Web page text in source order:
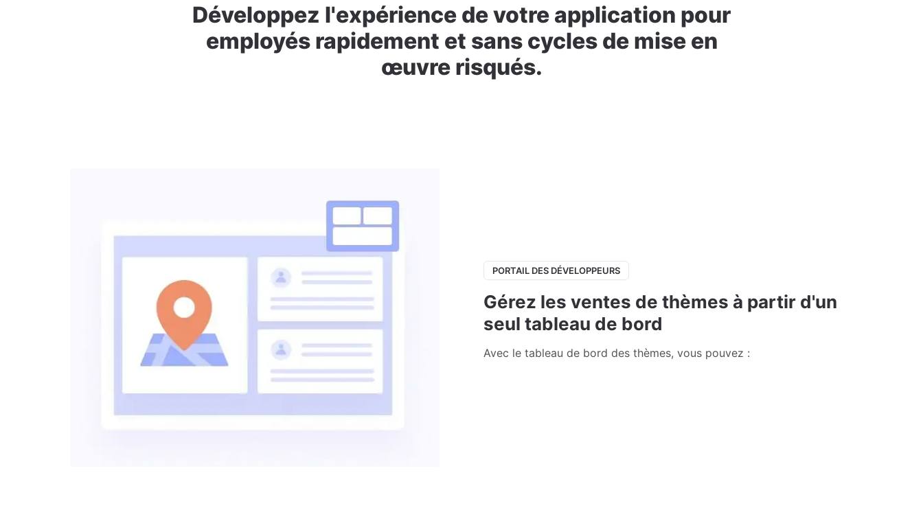
Développez l'expérience de votre application pour
employés rapidement et sans cycles de mise en
œuvre risqués.
PORTAIL DES DÉVELOPPEURS
Gérez les ventes de thèmes à partir d'un
seul tableau de bord
Avec le tableau de bord des thèmes, vous pouvez :